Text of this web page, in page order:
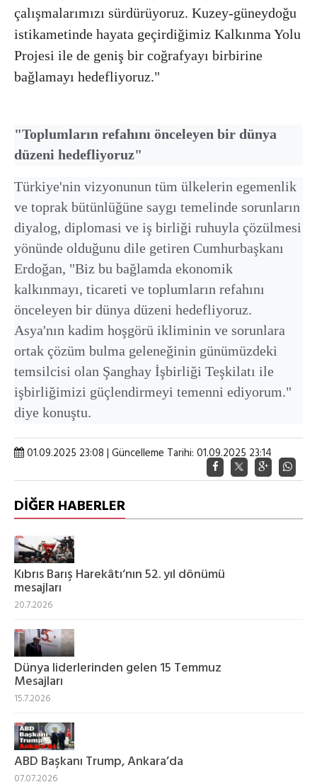
çalışmalarımızı sürdürüyoruz. Kuzey-güneydoğu
istikametinde hayata geçirdiğimiz Kalkınma Yolu
Projesi ile de geniş bir coğrafyayı birbirine
bağlamayı hedefliyoruz."
⁠"Toplumların refahını önceleyen bir dünya
düzeni hedefliyoruz"
Türkiye'nin vizyonunun tüm ülkelerin egemenlik
ve toprak bütünlüğüne saygı temelinde sorunların
diyalog, diplomasi ve iş birliği ruhuyla çözülmesi
yönünde olduğunu dile getiren Cumhurbaşkanı
Erdoğan, "Biz bu bağlamda ekonomik
kalkınmayı, ticareti ve toplumların refahını
önceleyen bir dünya düzeni hedefliyoruz.
Asya'nın kadim hoşgörü ikliminin ve sorunlara
ortak çözüm bulma geleneğinin günümüzdeki
temsilcisi olan Şanghay İşbirliği Teşkilatı ile
işbirliğimizi güçlendirmeyi temenni ediyorum."
diye konuştu.
01.09.2025 23:08 | Güncelleme Tarihi: 01.09.2025 23:14
DİĞER HABERLER
Kıbrıs Barış Harekâtı‘nın 52. yıl dönümü
mesajları
20.7.2026
Dünya liderlerinden gelen 15 Temmuz
Mesajları
15.7.2026
ABD Başkanı Trump, Ankara’da